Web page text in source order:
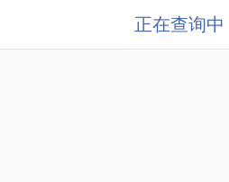
正在查询中